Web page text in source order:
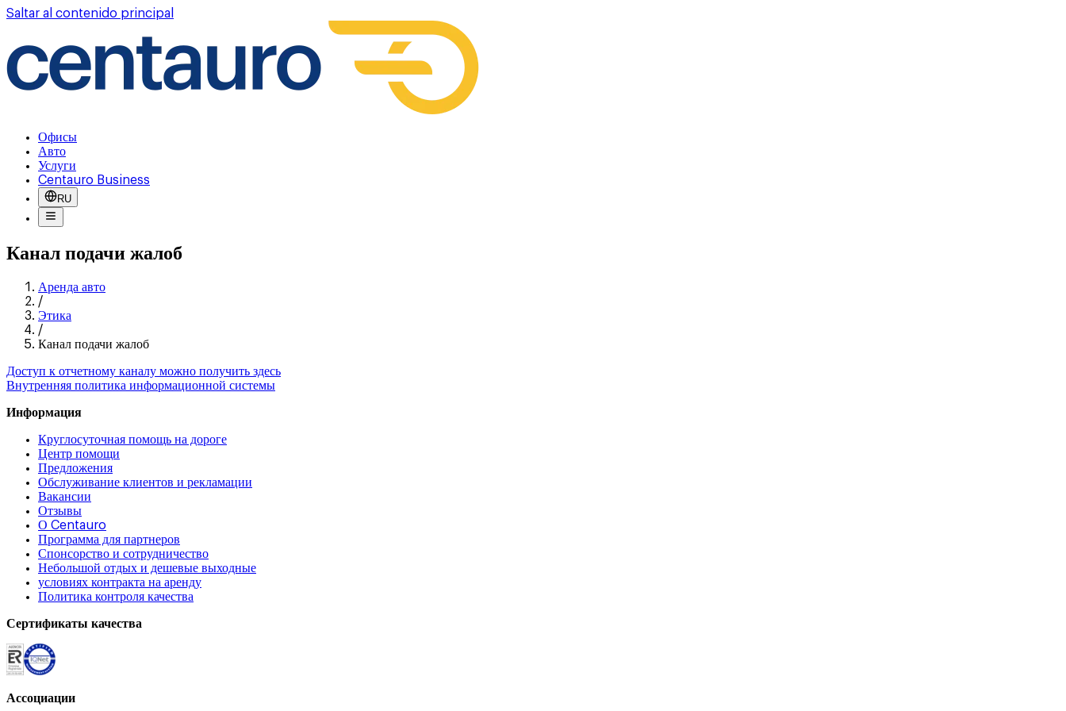
Saltar al contenido principal
Офисы
Авто
Услуги
Centauro Business
RU
Канал подачи жалоб
Аренда авто
/
Этика
/
Канал подачи жалоб
Доступ к отчетному каналу можно получить здесь
Внутренняя политика информационной системы
Информация
Круглосуточная помощь на дороге
Центр помощи
Предложения
Обслуживание клиентов и рекламации
Вакансии
Отзывы
О Centauro
Программа для партнеров
Спонсорство и сотрудничество
Небольшой отдых и дешевые выходные
условиях контракта на аренду
Политика контроля качества
Сертификаты качества
Ассоциации